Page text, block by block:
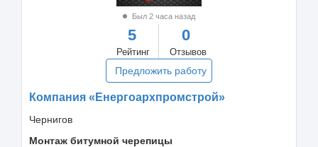
Был 2 часа назад
5
Рейтинг
0
Отзывов
Предложить работу
Компания «Енергоархпромстрой»
Чернигов
Монтаж битумной черепицы